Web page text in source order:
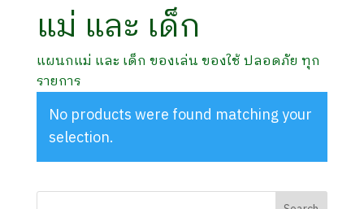
แม่ และ เด็ก
แผนกแม่ และ เด็ก ของเล่น ของใช้ ปลอดภัย ทุก
รายการ
No products were found matching your
selection.